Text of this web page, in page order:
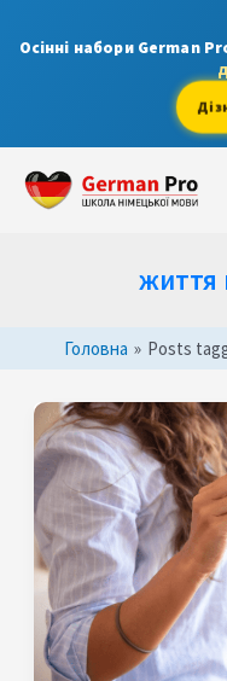
Осінні набори German
життя
Головна » Posts